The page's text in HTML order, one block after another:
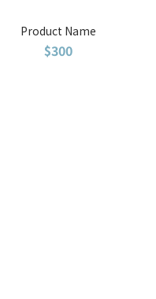
Product Name
$300